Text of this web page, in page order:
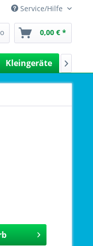
Service/Hilfe
0,00 € *
Kleingeräte Sale
